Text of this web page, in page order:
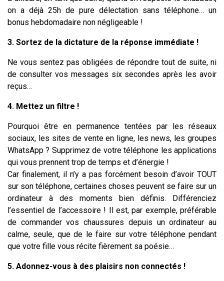
on a déjà 25h de pure délectation sans téléphone… un
bonus hebdomadaire non négligeable !
3. Sortez de la dictature de la réponse immédiate !
Ne vous sentez pas obligées de répondre tout de suite, ni
de consulter vos messages six secondes après les avoir
reçus…
4. Mettez un filtre !
Pourquoi être en permanence tentées par les réseaux
sociaux, les sites de vente en ligne, les news, les groupes
WhatsApp ? Supprimez de votre téléphone les applications
qui vous prennent trop de temps et d’énergie !
Car finalement, il n’y a pas forcément besoin d’avoir TOUT
sur son téléphone, certaines choses peuvent se faire sur un
ordinateur à des moments bien définis. Différenciez
l’essentiel de l’accessoire ! Il est, par exemple, préférable
de commander vos chaussures depuis un ordinateur au
calme, seule, que de le faire sur votre téléphone pendant
que votre fille vous récite fièrement sa poésie…
5. Adonnez-vous à des plaisirs non connectés !